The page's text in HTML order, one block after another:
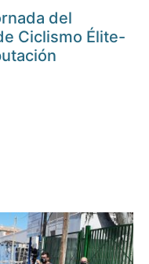
del
Ciclismo Élite-